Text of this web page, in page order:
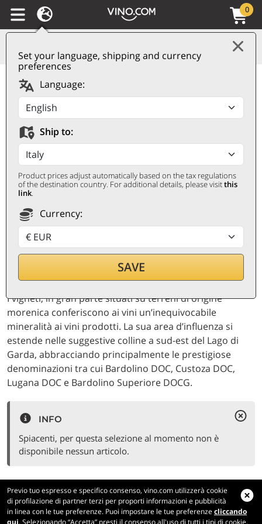
Set your language, shipping and currency
preferences
Language:
Ship to:
Product prices adjust automatically based on the tax regulations
of the destination country. For additional details, please visitthis
link.
Currency:
SAVE
0
CANTINA DI
CASTELNUOVO DEL
GARDA
I vigneti, in gran parte situati su terreni di origine
morenica conferiscono ai vini un’inequivocabile
mineralità ai vini prodotti. La sua area d’influenza si
estende nelle suggestive colline a sud-est del Lago di
Garda, abbracciando principalmente le prestigiose
denominazioni tra cui Bardolino DOC, Custoza DOC,
Lugana DOC e Bardolino Superiore DOCG.
INFO
Spiacenti, per questa selezione al momento non è
disponibile nessun articolo.
Previo tuo espresso e specifico consenso, vino.com utilizzerà cookie
di profilazione di partner terzi per proporti informazioni e pubblicità
in linea con le tue preferenze. Puoi impostare le tue preferenzecliccando
qui. Selezionando “Accetta” presti il consenso all'uso di tutti i tipi di cookie,
Vino.com